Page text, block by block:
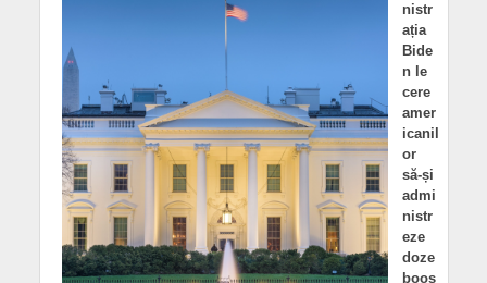
nistr
ația
Bide
n le
cere
amer
icanil
or
să-și
admi
nistr
eze
doze
boos